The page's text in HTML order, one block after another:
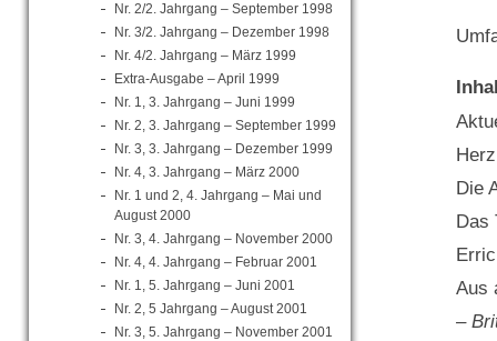
Nr. 2/2. Jahrgang – September 1998
Nr. 3/2. Jahrgang – Dezember 1998
Nr. 4/2. Jahrgang – März 1999
Extra-Ausgabe – April 1999
Nr. 1, 3. Jahrgang – Juni 1999
Nr. 2, 3. Jahrgang – September 1999
Nr. 3, 3. Jahrgang – Dezember 1999
Nr. 4, 3. Jahrgang – März 2000
Nr. 1 und 2, 4. Jahrgang – Mai und
August 2000
Nr. 3, 4. Jahrgang – November 2000
Nr. 4, 4. Jahrgang – Februar 2001
Nr. 1, 5. Jahrgang – Juni 2001
Nr. 2, 5 Jahrgang – August 2001
Nr. 3, 5. Jahrgang – November 2001
Die
Das
Aus
–